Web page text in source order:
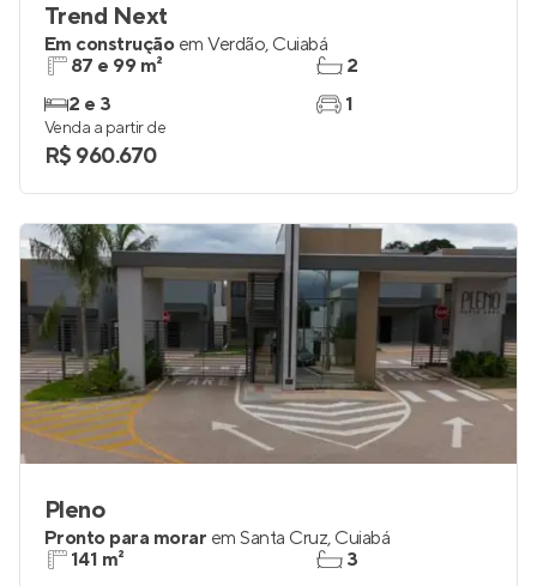
Trend Next
Em construção em Verdão, Cuiabá
87 e 99 m²
2 e 3
2
1
Venda a partir de
R$ 960.670
Pleno
Pronto para morar em Santa Cruz, Cuiabá
141 m²
3